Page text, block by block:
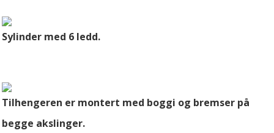
Sylinder med 6 ledd.
Tilhengeren er montert med boggi og bremser på
begge akslinger.